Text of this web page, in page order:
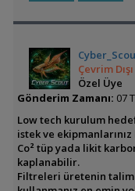
Çevrim Dışı
Özel Üye
Gönderim Zamanı: 07
Low tech kurulum
istek ve
Co² tüp yada likit
kaplanabilir.
Filtreleri üretenin